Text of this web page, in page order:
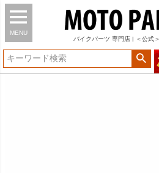
MENU
バイク パーツ 専門店 | ＜公式